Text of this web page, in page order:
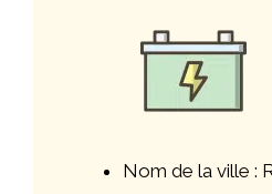
Nom de la ville :